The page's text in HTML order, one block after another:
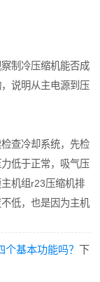
制冷压缩机能否成
说明从主电源到压
查冷却系统，先检
低于正常，吸气压
机组r23压缩机排
低，也是因为主机
个基本功能吗？下